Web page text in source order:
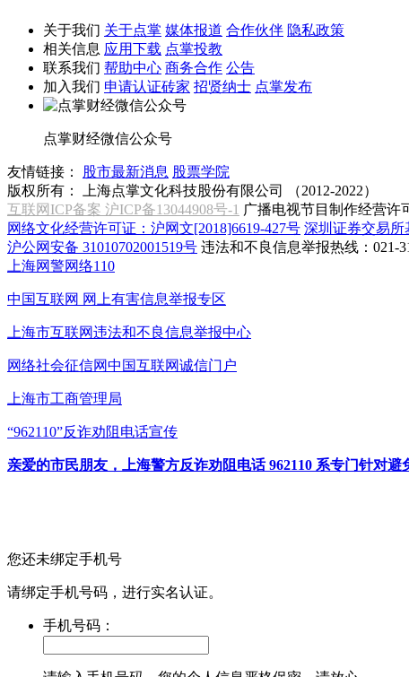
关于我们 关于点掌 媒体报道 合作伙伴 隐私政策
相关信息 应用下载 点掌投教
联系我们 帮助中心 商务合作 公告
加入我们 申请认证砖家 招贤纳士 点掌发布
点掌财经微信公众号
友情链接： 股市最新消息 股票学院
版权所有：
上海点掌文化科技股份有限公司 （2012-2022）
互联网ICP备案 沪ICP备13044908号-1 广播电视节目制作经营许
网络文化经营许可证：沪网文[2018]6619-427号 深圳证券交易所
沪公网安备 31010702001519号 违法和不良信息举报热线：021-
上海网警网络110
中国互联网 网上有害信息举报专区
上海市互联网违法和不良信息举报中心
网络社会征信网中国互联网诚信门户
上海市工商管理局
“962110”反诈劝阻电话宣传
亲爱的市民朋友，上海警方反诈劝阻电话 962110 系专门针对
您还未绑定手机号
请绑定手机号码，进行实名认证。
手机号码：